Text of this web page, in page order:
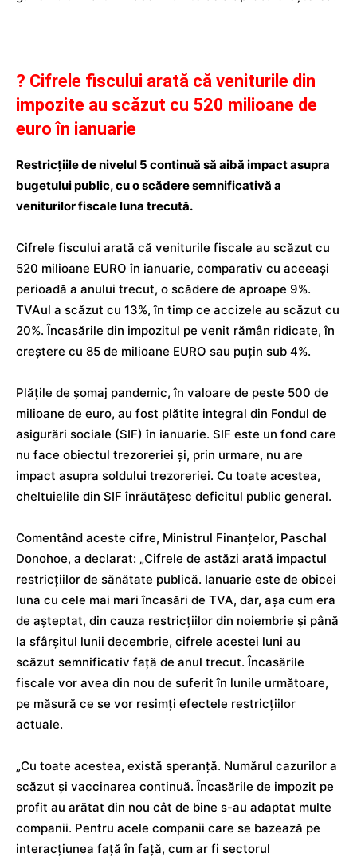
? Cifrele fiscului arată că veniturile din
impozite au scăzut cu 520 milioane de
euro în ianuarie
Restricțiile de nivelul 5 continuă să aibă impact asupra
bugetului public, cu o scădere semnificativă a
veniturilor fiscale luna trecută.
Cifrele fiscului arată că veniturile fiscale au scăzut cu
520 milioane EURO în ianuarie, comparativ cu aceeași
perioadă a anului trecut, o scădere de aproape 9%.
TVAul a scăzut cu 13%, în timp ce accizele au scăzut cu
20%. Încasările din impozitul pe venit rămân ridicate, în
creștere cu 85 de milioane EURO sau puțin sub 4%.
Plățile de șomaj pandemic, în valoare de peste 500 de
milioane de euro, au fost plătite integral din Fondul de
asigurări sociale (SIF) în ianuarie. SIF este un fond care
nu face obiectul trezoreriei și, prin urmare, nu are
impact asupra soldului trezoreriei. Cu toate acestea,
cheltuielile din SIF înrăutățesc deficitul public general.
Comentând aceste cifre, Ministrul Finanțelor, Paschal
Donohoe, a declarat: „Cifrele de astăzi arată impactul
restricțiilor de sănătate publică. Ianuarie este de obicei
luna cu cele mai mari încasări de TVA, dar, așa cum era
de așteptat, din cauza restricțiilor din noiembrie și până
la sfârșitul lunii decembrie, cifrele acestei luni au
scăzut semnificativ față de anul trecut. Încasările
fiscale vor avea din nou de suferit în lunile următoare,
pe măsură ce se vor resimți efectele restricțiilor
actuale.
„Cu toate acestea, există speranță. Numărul cazurilor a
scăzut și vaccinarea continuă. Încasările de impozit pe
profit au arătat din nou cât de bine s-au adaptat multe
companii. Pentru acele companii care se bazează pe
interacțiunea față în față, cum ar fi sectorul